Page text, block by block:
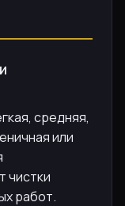
средняя,
или
чистки
работ.